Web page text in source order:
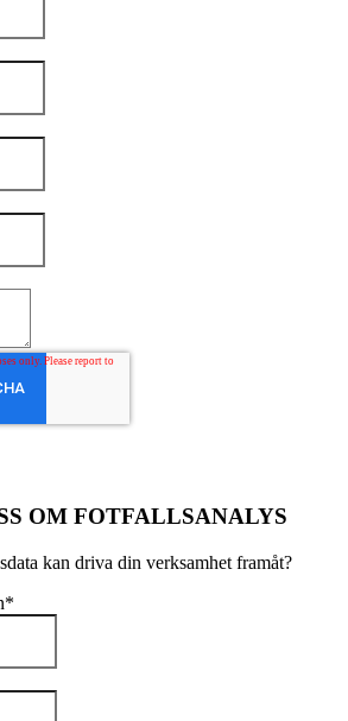
OM FOTFALLSANALYS
kan driva din verksamhet framåt?
*